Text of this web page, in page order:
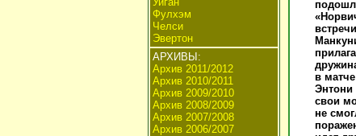
Фулхэм
Челси
Эвертон
АРХИВЫ:
Архив 2011/2012
Архив 2010/2011
Архив 2009/2010
Архив 2008/2009
Архив 2007/2008
Архив 2006/2007
в
Энтони
свои
не